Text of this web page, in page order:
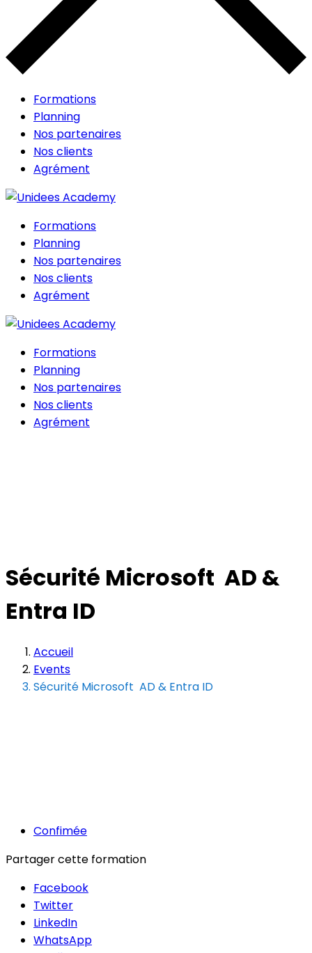
Formations
Planning
Nos partenaires
Nos clients
Agrément
Formations
Planning
Nos partenaires
Nos clients
Agrément
Formations
Planning
Nos partenaires
Nos clients
Agrément
Sécurité Microsoft AD &
Entra ID
Accueil
Events
Sécurité Microsoft AD & Entra ID
Confimée
Partager cette formation
Facebook
Twitter
LinkedIn
WhatsApp